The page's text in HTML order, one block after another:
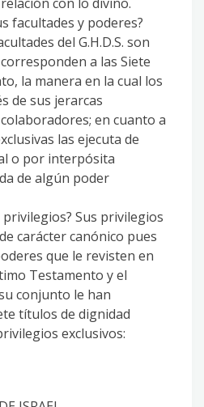
facultades y poderes?
del G.H.D.S. son
a las Siete
la manera en la cual los
de sus jerarcas
en cuanto a
las ejecuta de
o por interpósita
de algún poder
privilegios? Sus privilegios
carácter canónico pues
que le revisten en
Testamento y el
conjunto le han
títulos de dignidad
exclusivos: